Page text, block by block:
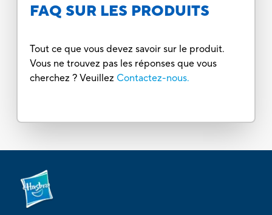
FAQ SUR LES PRODUITS
Tout ce que vous devez savoir sur le produit.
Vous ne trouvez pas les réponses que vous
cherchez ? Veuillez Contactez-nous.